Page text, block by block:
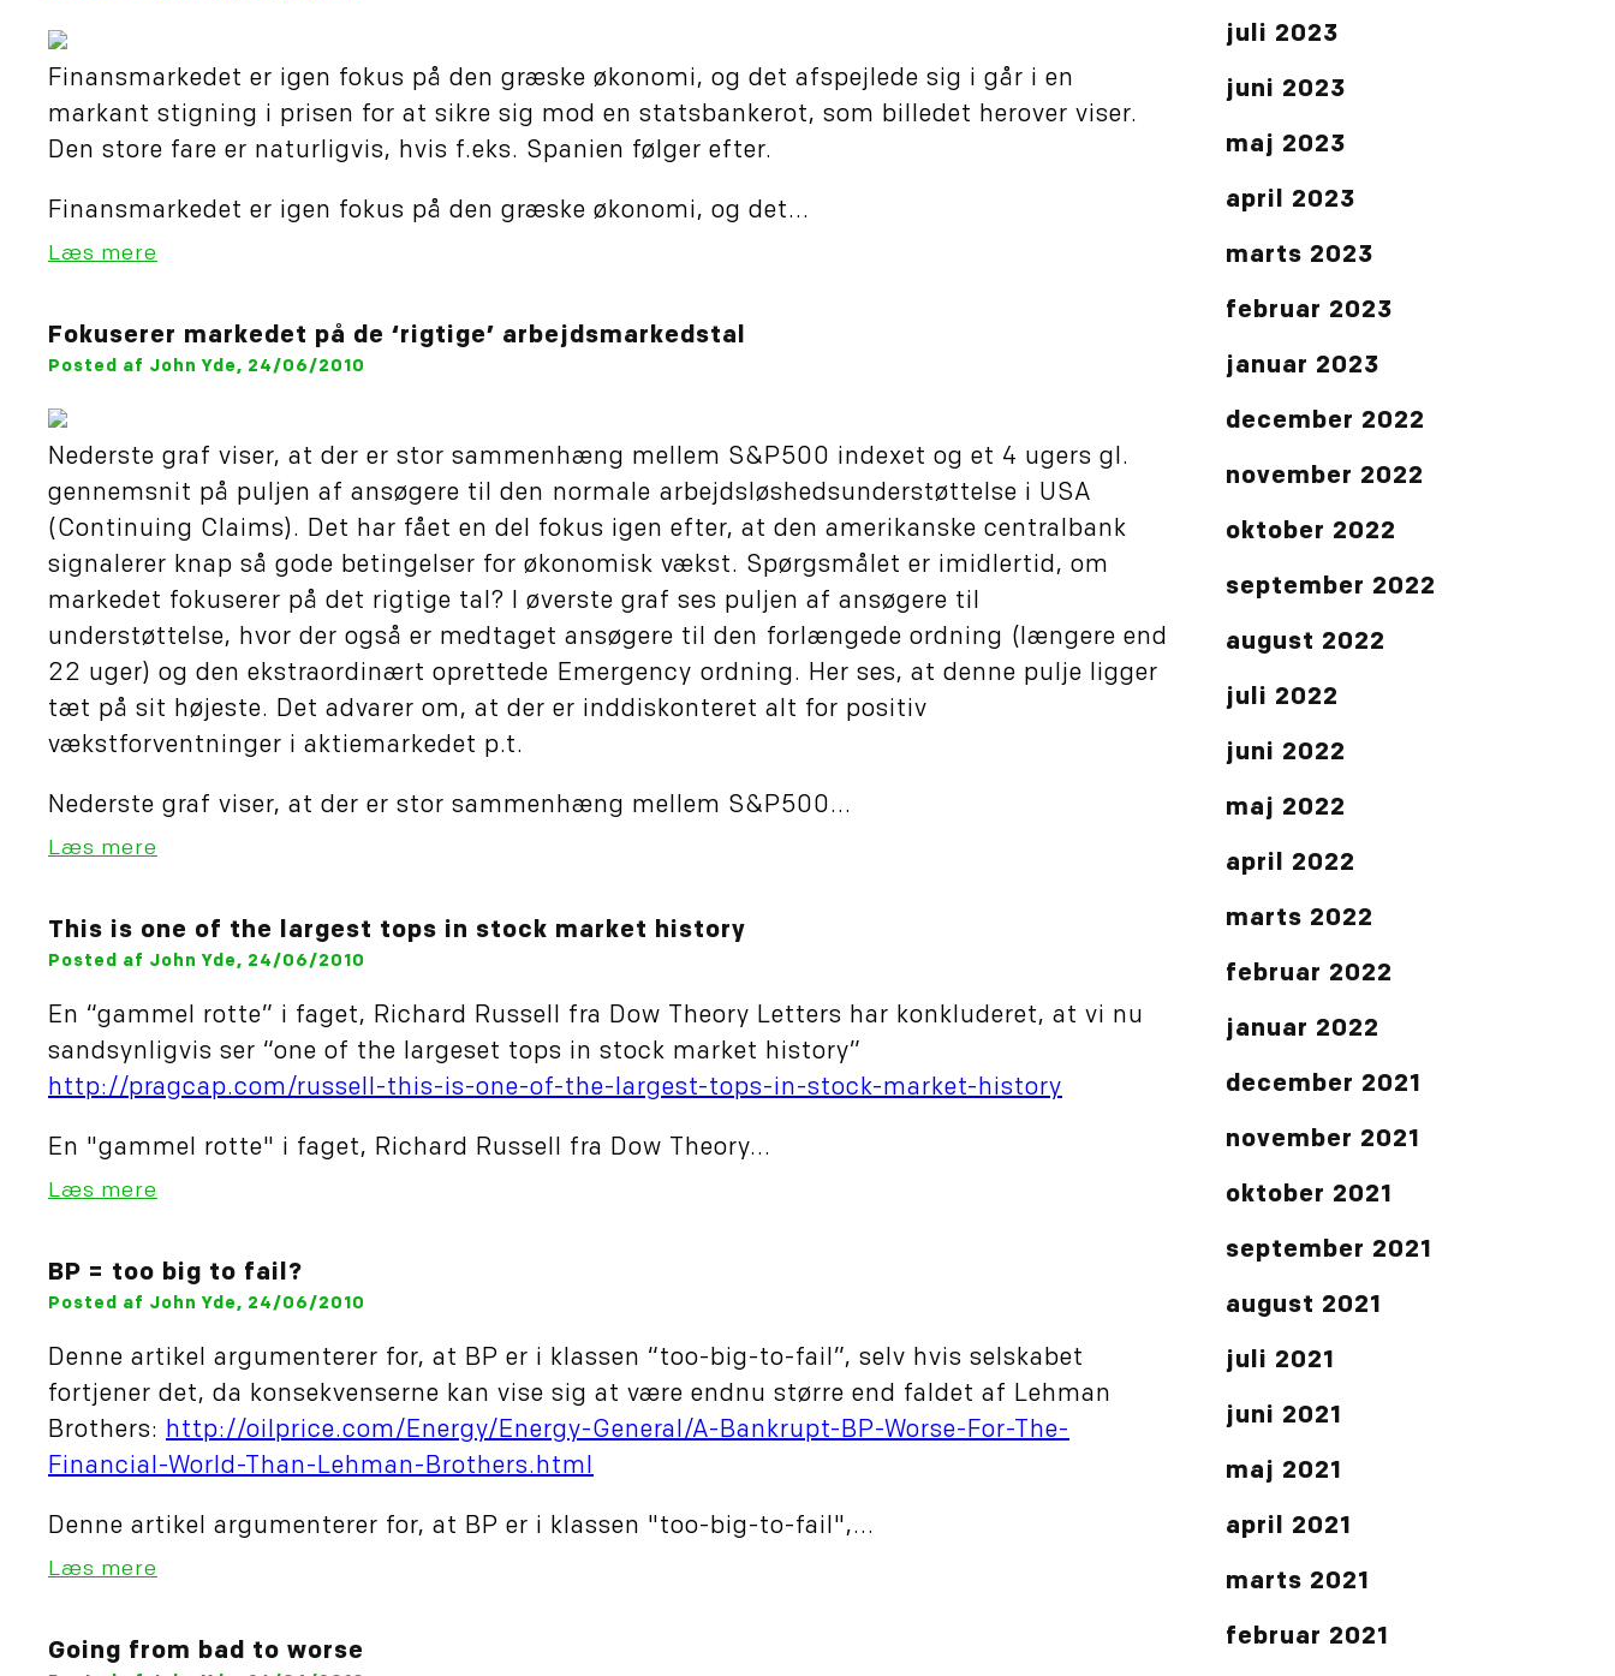
Finansmarkedet er igen fokus på den græske økonomi, og det afspejlede sig i går i en
markant stigning i prisen for at sikre sig mod en statsbankerot, som billedet herover viser.
Den store fare er naturligvis, hvis f.eks. Spanien følger efter.
Finansmarkedet er igen fokus på den græske økonomi, og det...
Læs mere
Fokuserer markedet på de ‘rigtige’ arbejdsmarkedstal
Posted af John Yde, 24/06/2010
Nederste graf viser, at der er stor sammenhæng mellem S&P500 indexet og et 4 ugers gl.
gennemsnit på puljen af ansøgere til den normale arbejdsløshedsunderstøttelse i USA
(Continuing Claims). Det har fået en del fokus igen efter, at den amerikanske centralbank
signalerer knap så gode betingelser for økonomisk vækst. Spørgsmålet er imidlertid, om
markedet fokuserer på det rigtige tal? I øverste graf ses puljen af ansøgere til
understøttelse, hvor der også er medtaget ansøgere til den forlængede ordning (længere end
22 uger) og den ekstraordinært oprettede Emergency ordning. Her ses, at denne pulje ligger
tæt på sit højeste. Det advarer om, at der er inddiskonteret alt for positiv
vækstforventninger i aktiemarkedet p.t.
Nederste graf viser, at der er stor sammenhæng mellem S&P500...
Læs mere
This is one of the largest tops in stock market history
Posted af John Yde, 24/06/2010
En “gammel rotte” i faget, Richard Russell fra Dow Theory Letters har konkluderet, at vi nu
sandsynligvis ser “one of the largeset tops in stock market history”
http://pragcap.com/russell-this-is-one-of-the-largest-tops-in-stock-market-history
En "gammel rotte" i faget, Richard Russell fra Dow Theory...
Læs mere
BP = too big to fail?
Posted af John Yde, 24/06/2010
Denne artikel argumenterer for, at BP er i klassen “too-big-to-fail”, selv hvis selskabet
fortjener det, da konsekvenserne kan vise sig at være endnu større end faldet af Lehman
Brothers: http://oilprice.com/Energy/Energy-General/A-Bankrupt-BP-Worse-For-The-
Financial-World-Than-Lehman-Brothers.html
Denne artikel argumenterer for, at BP er i klassen "too-big-to-fail",...
Læs mere
Going from bad to worse
juli 2023
juni 2023
maj 2023
april 2023
marts 2023
februar 2023
januar 2023
december 2022
november 2022
oktober 2022
september 2022
august 2022
juli 2022
juni 2022
maj 2022
april 2022
marts 2022
februar 2022
januar 2022
december 2021
november 2021
oktober 2021
september 2021
august 2021
juli 2021
juni 2021
maj 2021
april 2021
marts 2021
februar 2021